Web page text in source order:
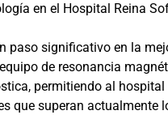
en el Hospital Reina
paso significativo en la
de resonancia
permitiendo al
que superan actualmente